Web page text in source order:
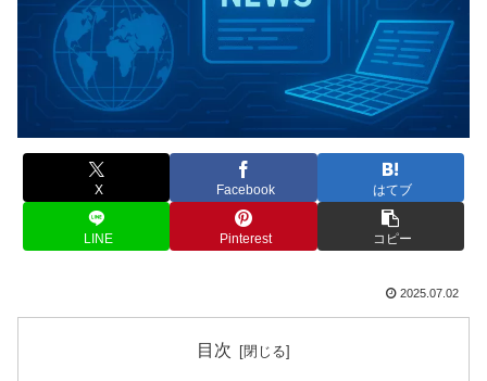
X Facebook はてブ
LINE Pinterest コピー
2025.07.02
目次